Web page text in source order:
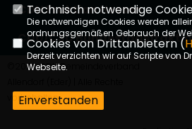
CDU Fraktion Hessen
CDU/CSU
©2026 CDU Gemeindeverband
vorbehalten.
Technisch notwendige
Die notwendigen Cookies werden
ordnungsgemäßen Gebrauch der
Cookies von Drittanbietern (
Derzeit verzichten wir auf Scripte von
Webseite.
Einverstanden